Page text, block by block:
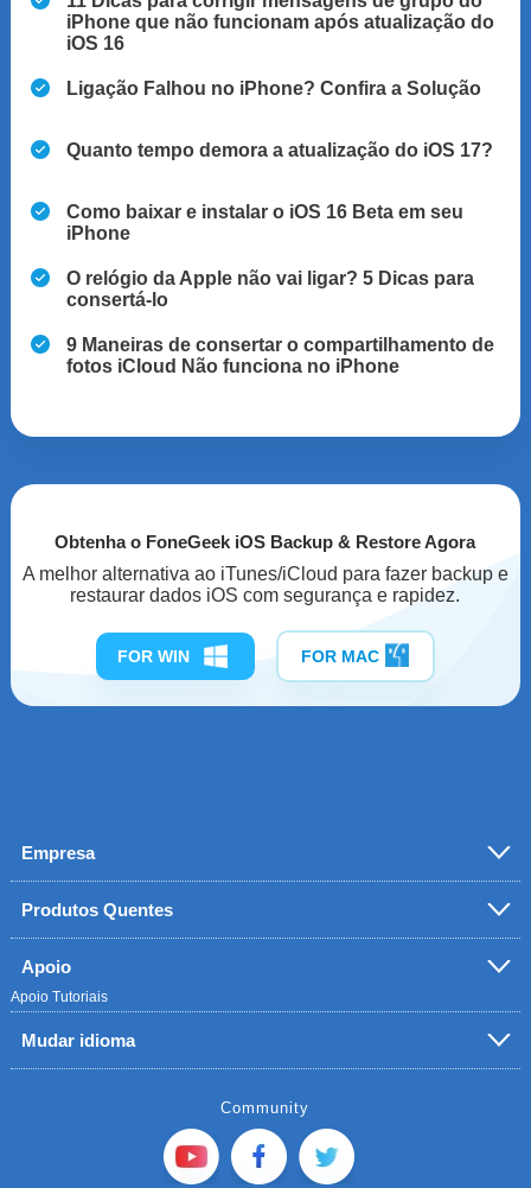
iPhone que não funcionam após atualização do
iOS 16
Ligação Falhou no iPhone? Confira a Solução
Quanto tempo demora a atualização do iOS 17?
Como baixar e instalar o iOS 16 Beta em seu
iPhone
O relógio da Apple não vai ligar? 5 Dicas para
consertá-lo
9 Maneiras de consertar o compartilhamento de
fotos iCloud Não funciona no iPhone
Obtenha o FoneGeek iOS Backup & Restore Agora
A melhor alternativa ao iTunes/iCloud para fazer backup e
restaurar dados iOS com segurança e rapidez.
FOR WIN FOR MAC
Empresa
Produtos Quentes
Apoio
Apoio Tutoriais
Mudar idioma
Community